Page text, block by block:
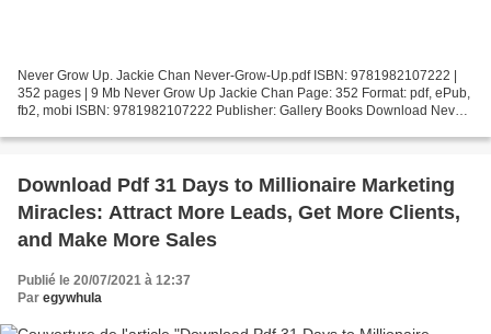
Never Grow Up. Jackie Chan Never-Grow-Up.pdf ISBN: 9781982107222 |
352 pages | 9 Mb Never Grow Up Jackie Chan Page: 352 Format: pdf, ePub,
fb2, mobi ISBN: 9781982107222 Publisher: Gallery Books Download Never
Download Pdf 31 Days to Millionaire Marketing
Miracles: Attract More Leads, Get More Clients,
and Make More Sales
Publié le 20/07/2021 à 12:37
Par egywhula